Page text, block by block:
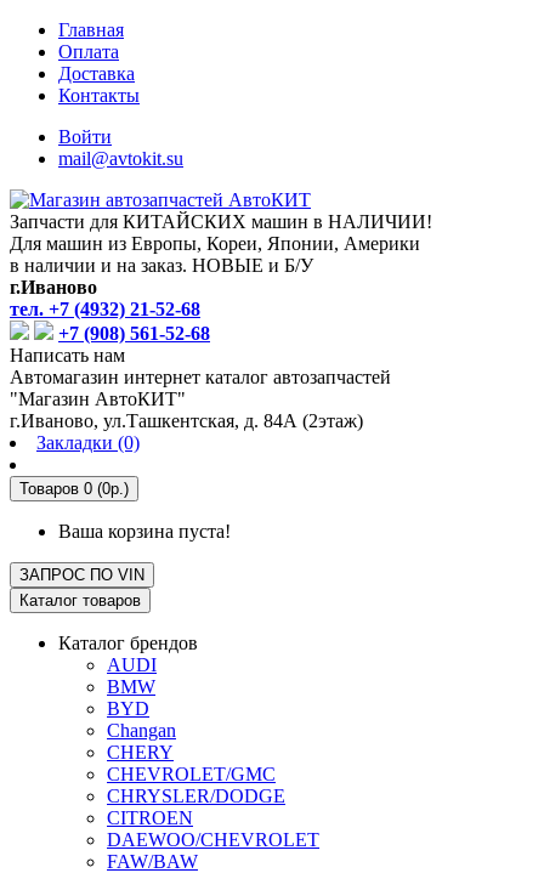
Главная
Оплата
Доставка
Контакты
Войти
mail@avtokit.su
Запчасти для КИТАЙСКИХ машин в НАЛИЧИИ!
Для машин из Европы, Кореи, Японии, Америки
в наличии и на заказ. НОВЫЕ и Б/У
г.Иваново
тел. +7 (4932) 21-52-68
+7 (908) 561-52-68
Написать нам
Автомагазин интернет каталог автозапчастей
"Магазин АвтоКИТ"
г.Иваново, ул.Ташкентская, д. 84А (2этаж)
Закладки (0)
Товаров 0 (0р.)
Ваша корзина пуста!
ЗАПРОС ПО VIN
Каталог товаров
Каталог брендов
AUDI
BMW
BYD
Changan
CHERY
CHEVROLET/GMC
CHRYSLER/DODGE
CITROEN
DAEWOO/CHEVROLET
FAW/BAW